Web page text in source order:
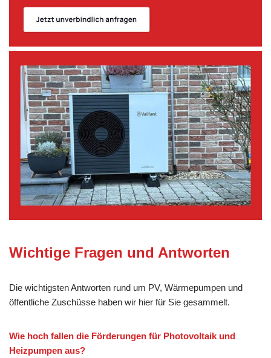
Wichtige Fragen und Antworten
Die wichtigsten Antworten rund um PV, Wärmepumpen und
öffentliche Zuschüsse haben wir hier für Sie gesammelt.
Wie hoch fallen die Förderungen für Photovoltaik und
Heizpumpen aus?